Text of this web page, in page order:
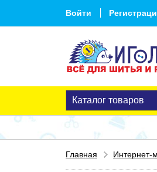
Войти
Каталог товаров
Главная Интернет-